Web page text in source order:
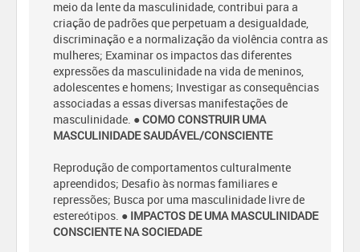
meio da lente da masculinidade, contribui para a
criação de padrões que perpetuam a desigualdade,
discriminação e a normalização da violência contra as
mulheres; Examinar os impactos das diferentes
expressões da masculinidade na vida de meninos,
adolescentes e homens; Investigar as consequências
associadas a essas diversas manifestações de
masculinidade. ● COMO CONSTRUIR UMA
MASCULINIDADE SAUDÁVEL/CONSCIENTE
Reprodução de comportamentos culturalmente
apreendidos; Desafio às normas familiares e
repressões; Busca por uma masculinidade livre de
estereótipos. ● IMPACTOS DE UMA MASCULINIDADE
CONSCIENTE NA SOCIEDADE